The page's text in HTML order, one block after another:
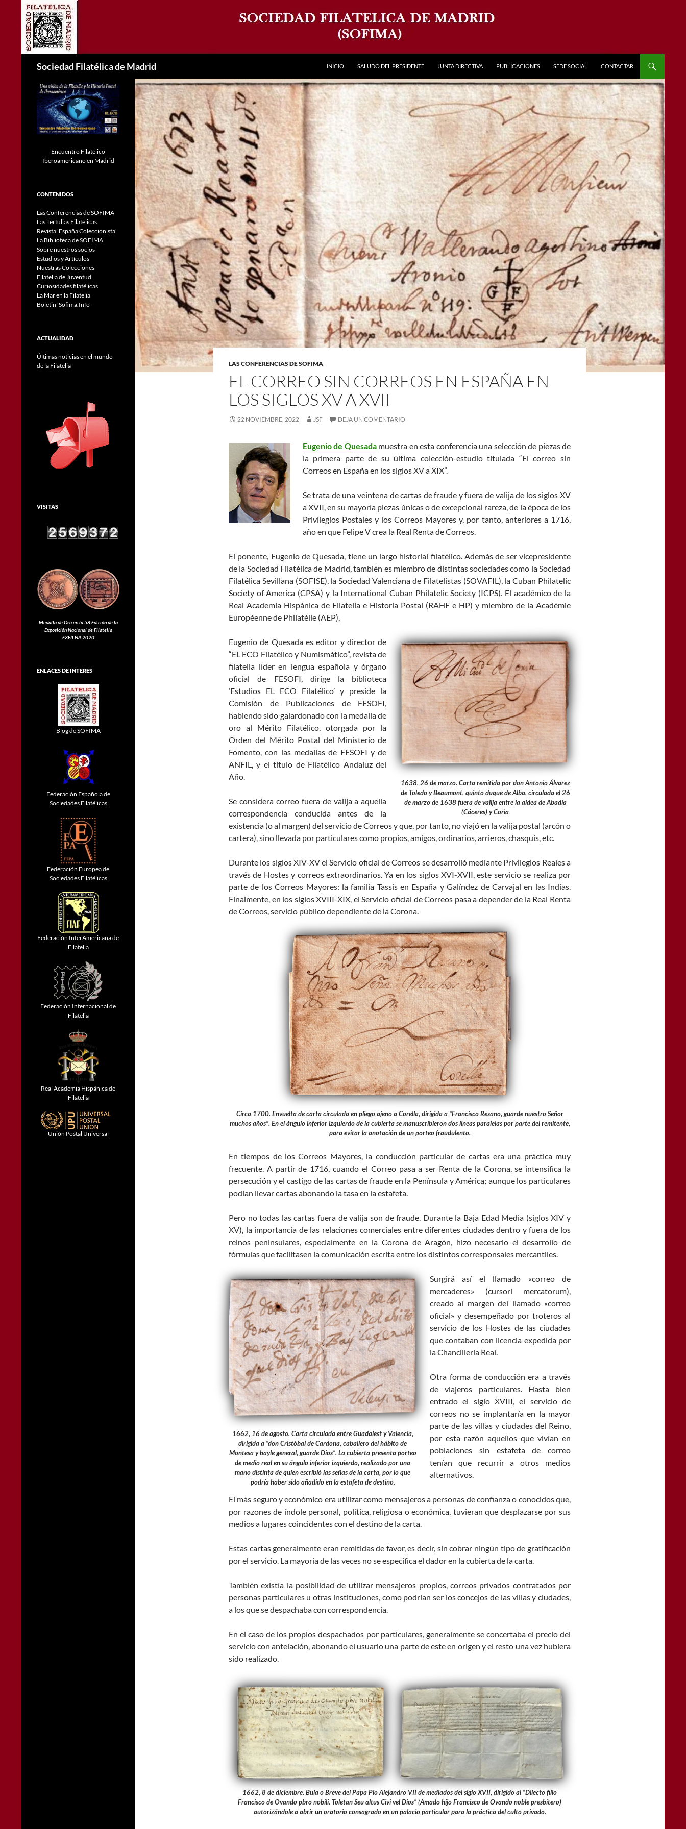
contenido
Sociedad Filatélica de Madrid INICIO SALUDO DEL PRESIDENTE JUNTA DIRECTIVA PUBLICACIONES SEDE SOCIAL CONTACTAR
LAS CONFERENCIAS DE SOFIMA
EL CORREO SIN CORREOS EN ESPAÑA EN
LOS SIGLOS XV A XVII
22 NOVIEMBRE, 2022 JSF DEJA UN COMENTARIO
Eugenio de Quesadamuestra en esta conferencia una selección de piezas de
la primera parte de su última colección-estudio titulada “El correo sin
Correos en España en los siglos XV a XIX”.
Se trata de una veintena de cartas de fraude y fuera de valija de los siglos XV
a XVII, en su mayoría piezas únicas o de excepcional rareza, de la época de los
Privilegios Postales y los Correos Mayores y, por tanto, anteriores a 1716,
año en que Felipe V crea la Real Renta de Correos.
El ponente, Eugenio de Quesada, tiene un largo historial filatélico. Además de ser vicepresidente
de la Sociedad Filatélica de Madrid, también es miembro de distintas sociedades como la Sociedad
Filatélica Sevillana (SOFISE), la Sociedad Valenciana de Filatelistas (SOVAFIL), la Cuban Philatelic
Society of America (CPSA) y la International Cuban Philatelic Society (ICPS). El académico de la
Real Academia Hispánica de Filatelia e Historia Postal (RAHF e HP) y miembro de la Académie
Européenne de Philatélie (AEP),
1638, 26 de marzo. Carta remitida por don Antonio Álvarez
de Toledo y Beaumont, quinto duque de Alba, circulada el 26
de marzo de 1638 fuera de valija entre la aldea de Abadía
(Cáceres) y Coria
Eugenio de Quesada es editor y director de
“EL ECO Filatélico y Numismático”, revista de
filatelia líder en lengua española y órgano
oficial de FESOFI, dirige la biblioteca
‘Estudios EL ECO Filatélico’ y preside la
Comisión de Publicaciones de FESOFI,
habiendo sido galardonado con la medalla de
oro al Mérito Filatélico, otorgada por la
Orden del Mérito Postal del Ministerio de
Fomento, con las medallas de FESOFI y de
ANFIL, y el título de Filatélico Andaluz del
Año.
Se considera correo fuera de valija a aquella
correspondencia conducida antes de la
existencia (o al margen) del servicio de Correos y que, por tanto, no viajó en la valija postal (arcón o
cartera), sino llevada por particulares como propios, amigos, ordinarios, arrieros, chasquis, etc.
Durante los siglos XIV-XV el Servicio oficial de Correos se desarrolló mediante Privilegios Reales a
través de Hostes y correos extraordinarios. Ya en los siglos XVI-XVII, este servicio se realiza por
parte de los Correos Mayores: la familia Tassis en España y Galíndez de Carvajal en las Indias.
Finalmente, en los siglos XVIII-XIX, el Servicio oficial de Correos pasa a depender de la Real Renta
de Correos, servicio público dependiente de la Corona.
Circa 1700. Envuelta de carta circulada en pliego ajeno a Corella, dirigida a “Francisco Resano, guarde nuestro Señor
muchos años”. En el ángulo inferior izquierdo de la cubierta se manuscribieron dos líneas paralelas por parte del remitente,
para evitar la anotación de un porteo fraudulento.
En tiempos de los Correos Mayores, la conducción particular de cartas era una práctica muy
frecuente. A partir de 1716, cuando el Correo pasa a ser Renta de la Corona, se intensifica la
persecución y el castigo de las cartas de fraude en la Península y América; aunque los particulares
podían llevar cartas abonando la tasa en la estafeta.
Pero no todas las cartas fuera de valija son de fraude. Durante la Baja Edad Media (siglos XIV y
XV), la importancia de las relaciones comerciales entre diferentes ciudades dentro y fuera de los
reinos peninsulares, especialmente en la Corona de Aragón, hizo necesario el desarrollo de
fórmulas que facilitasen la comunicación escrita entre los distintos corresponsales mercantiles.
1662, 16 de agosto. Carta circulada entre Guadalest y Valencia,
dirigida a “don Cristóbal de Cardona, caballero del hábito de
Montesa y bayle general, guarde Dios”. La cubierta presenta porteo
de medio real en su ángulo inferior izquierdo, realizado por una
mano distinta de quien escribió las señas de la carta, por lo que
podría haber sido añadido en la estafeta de destino.
Surgirá así el llamado «correo de
mercaderes» (cursori mercatorum),
creado al margen del llamado «correo
oficial» y desempeñado por troteros al
servicio de los Hostes de las ciudades
que contaban con licencia expedida por
la Chancillería Real.
Otra forma de conducción era a través
de viajeros particulares. Hasta bien
entrado el siglo XVIII, el servicio de
correos no se implantaría en la mayor
parte de las villas y ciudades del Reino,
por esta razón aquellos que vivían en
poblaciones sin estafeta de correo
tenían que recurrir a otros medios
alternativos.
El más seguro y económico era utilizar como mensajeros a personas de confianza o conocidos que,
por razones de índole personal, política, religiosa o económica, tuvieran que desplazarse por sus
medios a lugares coincidentes con el destino de la carta.
Estas cartas generalmente eran remitidas de favor, es decir, sin cobrar ningún tipo de gratificación
por el servicio. La mayoría de las veces no se especifica el dador en la cubierta de la carta.
También existía la posibilidad de utilizar mensajeros propios, correos privados contratados por
personas particulares u otras instituciones, como podrían ser los concejos de las villas y ciudades,
a los que se despachaba con correspondencia.
En el caso de los propios despachados por particulares, generalmente se concertaba el precio del
servicio con antelación, abonando el usuario una parte de este en origen y el resto una vez hubiera
sido realizado.
1662, 8 de diciembre. Bula o Breve del Papa Pio Alejandro VII de mediados del siglo XVII, dirigido al “Dilecto filio
Francisco de Ovando pbro nobili. Toletan Seu altus Civi vel Dios” (Amado hijo Francisco de Ovando noble presbítero)
autorizándole a abrir un oratorio consagrado en un palacio particular para la práctica del culto privado.
Encuentro Filatélico
Iberoamericano en Madrid
CONTENIDOS
Las Conferencias de SOFIMA
Las Tertulias Filatélicas
Revista 'España Coleccionista'
La Biblioteca de SOFIMA
Sobre nuestros socios
Estudios y Artículos
Nuestras Colecciones
Filatelia de Juventud
Curiosidades filatélicas
La Mar en la Filatelia
Boletin 'Sofima.Info'
ACTUALIDAD
Últimas noticias en el mundo
de la Filatelia
VISITAS
Medalla de Oro en la 58 Edición de la
Exposición Nacional de Filatelia
EXFILNA 2020
ENLACES DE INTERES
Blog de SOFIMA
Federación Española de
Sociedades Filatélicas
Federación Europea de
Sociedades Filatélicas
Federación InterAmericana de
Filatelia
Federación Internacional de
Filatelia
Real Academia Hispánica de
Filatelia
Unión Postal Universal